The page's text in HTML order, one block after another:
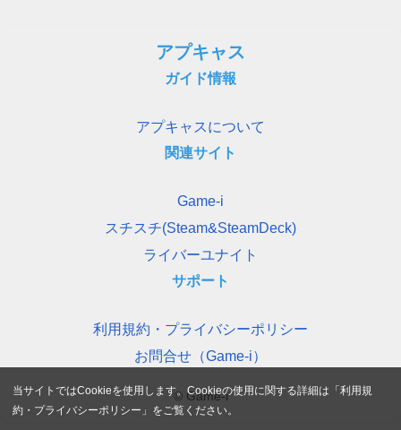
アプキャス
ガイド情報
アプキャスについて
関連サイト
Game-i
スチスチ(Steam&SteamDeck)
ライバーユナイト
サポート
利用規約・プライバシーポリシー
お問合せ（Game-i）
© Game-i
当サイトではCookieを使用します。Cookieの使用に関する詳細は「利用規
約・プライバシーポリシー 」をご覧ください。